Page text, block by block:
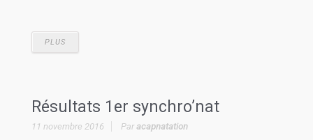
PLUS
Résultats 1er synchro’nat
11 novembre 2016 Paracapnatation